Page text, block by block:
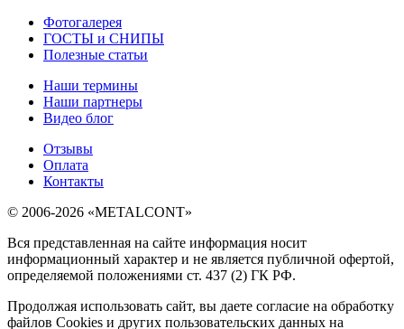
Фотогалерея
ГОСТЫ и СНИПЫ
Полезные статьи
Наши термины
Наши партнеры
Видео блог
Отзывы
Оплата
Контакты
© 2006-2026 «METALCONT»
Вся представленная на сайте информация носит
информационный характер и не является публичной офертой,
определяемой положениями ст. 437 (2) ГК РФ.
Продолжая использовать сайт, вы даете согласие на обработку
файлов Cookies и других пользовательских данных на